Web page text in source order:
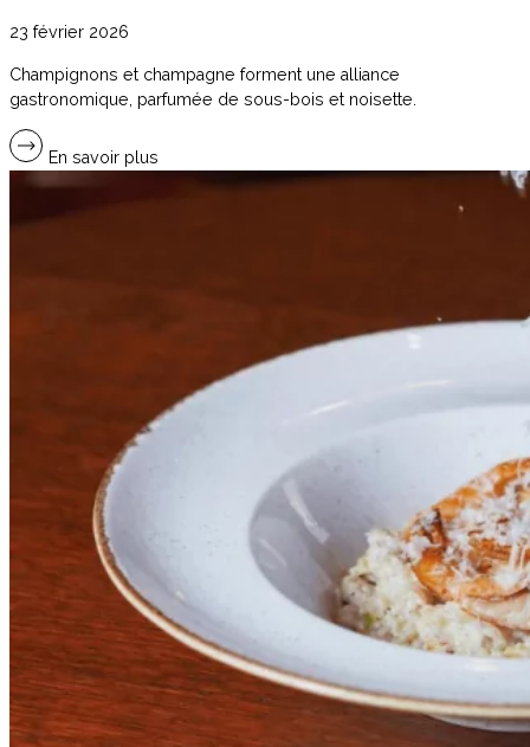
23 février 2026
Champignons et champagne forment une alliance
gastronomique, parfumée de sous-bois et noisette.
En savoir plus